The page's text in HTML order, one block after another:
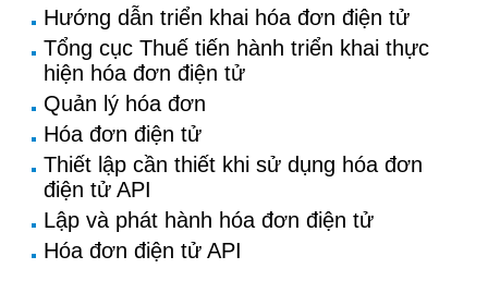
Hướng dẫn triển khai hóa đơn điện tử
Tổng cục Thuế tiến hành triển khai thực
hiện hóa đơn điện tử
Quản lý hóa đơn
Hóa đơn điện tử
Thiết lập cần thiết khi sử dụng hóa đơn
điện tử API
Lập và phát hành hóa đơn điện tử
Hóa đơn điện tử API